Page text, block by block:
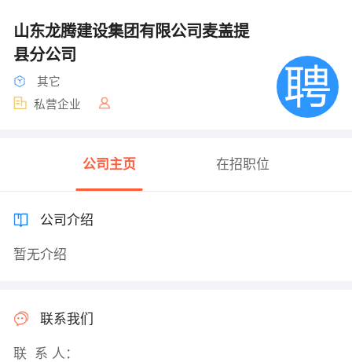
山东龙腾建设集团有限公司麦盖提
县分公司
其它
私营企业
公司主页 在招职位
公司介绍
暂无介绍
联系我们
联 系 人：